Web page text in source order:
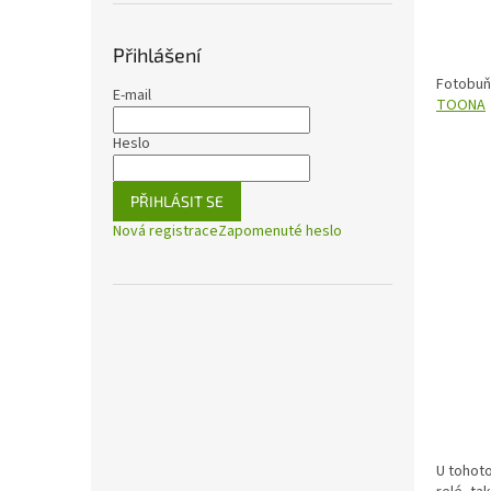
Přihlášení
E-mail
Heslo
PŘIHLÁSIT SE
Nová registraceZapomenuté heslo
TOONA
U